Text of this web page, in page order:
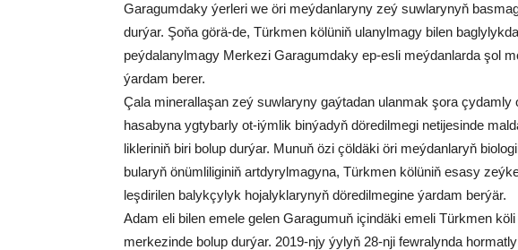
Ga­ra­gum­da­ky ýer­le­ri we öri meý­dan­la­ry­ny zeý suw­la­ry­nyň
dur­ýar. Şo­ňa gö­rä-de, Türk­men kö­lü­niň ula­nyl­ma­gy bi­len
peý­da­la­nyl­ma­gy Mer­ke­zi Ga­ra­gum­da­ky ep-es­li meý­dan­lar­da şol
ýar­dam be­rer.
Ça­la mi­ne­ral­la­şan zeý suw­la­ry­ny gaý­ta­dan ulan­mak şo­ra
ha­sa­by­na yg­ty­bar­ly ot-iým­lik bin­ýa­dyň dö­re­dil­me­gi ne­ti­je­sin­de
lik­le­ri­niň bi­ri bo­lup dur­ýar. Mu­nuň özi çöl­dä­ki öri meý­dan­la­ryň
bu­la­ryň önüm­li­li­gi­niň art­dy­ryl­ma­gy­na, Türk­men kö­lü­niň esa­sy
leş­di­ri­len ba­lyk­çy­lyk ho­ja­lyk­la­ry­nyň dö­re­dil­me­gi­ne ýar­dam ber­ýär.
Adam eli bi­len eme­le ge­len Ga­ra­gu­muň için­dä­ki eme­li Türk­men
mer­ke­zin­de bo­lup dur­ýar. 2019-njy ýy­lyň 28-nji few­ra­lyn­da